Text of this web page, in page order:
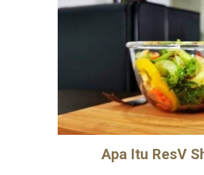
Apa Itu ResV